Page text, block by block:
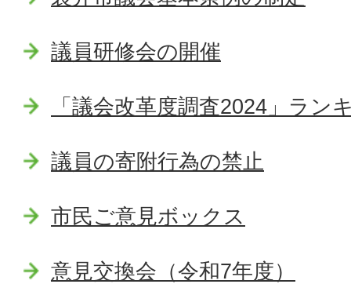
議員研修会の開催
「議会改革度調査2024」ラン
議員の寄附行為の禁止
市民ご意見ボックス
意見交換会（令和7年度）